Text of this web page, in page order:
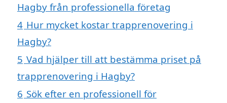
Hagby från professionella företag
4 Hur mycket kostar trapprenovering i
Hagby?
5 Vad hjälper till att bestämma priset på
trapprenovering i Hagby?
6 Sök efter en professionell för